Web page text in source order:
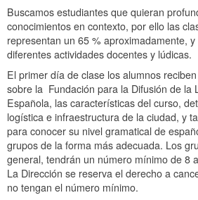
Buscamos estudiantes que quieran
conocimientos en contexto, por ello las
representan un 65 % aproximadamente,
diferentes actividades docentes y lúdicas.
El primer día de clase los alumnos
sobre la Fundación para la Difusión de la
Española, las características del curso,
logística e infraestructura de la ciudad, y
para conocer su nivel gramatical de
grupos de la forma más adecuada. Los
general, tendrán un número mínimo de 8
La Dirección se reserva el derecho a
no tengan el número mínimo.